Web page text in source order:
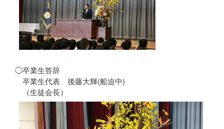
◯卒業生答辞
卒業生代表 後藤大輝(船迫中)
（生徒会長）